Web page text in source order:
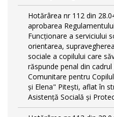
Hotărârea nr 112 din
aprobarea
Funcționare a serviciului
orientarea,
sociale a copilului care
răspunde penal din
Comunitare pentru
și Elena" Pitești, aflat în
Asistență Socială și